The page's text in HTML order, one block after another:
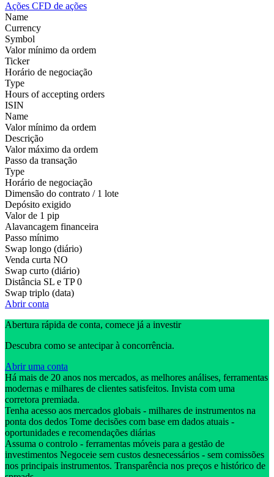
Ações CFD de ações
Name
Currency
Symbol
Valor mínimo da ordem
Ticker
Horário de negociação
Type
Hours of accepting orders
ISIN
Name
Valor mínimo da ordem
Descrição
Valor máximo da ordem
Passo da transação
Type
Horário de negociação
Dimensão do contrato / 1 lote
Depósito exigido
Valor de 1 pip
Alavancagem financeira
Passo mínimo
Swap longo (diário)
Venda curta NO
Swap curto (diário)
Distância SL e TP 0
Swap triplo (data)
Abrir conta
Abertura rápida de conta, comece já a investir
Descubra como se antecipar à concorrência.
Abrir uma conta
Há mais de 20 anos nos mercados, as melhores análises, ferramentas
modernas e milhares de clientes satisfeitos. Invista com uma
corretora premiada.
Tenha acesso aos mercados globais - milhares de instrumentos na
ponta dos dedos Tome decisões com base em dados atuais -
oportunidades e recomendações diárias
Assuma o controlo - ferramentas móveis para a gestão de
investimentos Negoceie sem custos desnecessários - sem comissões
nos principais instrumentos. Transparência nos preços e histórico de